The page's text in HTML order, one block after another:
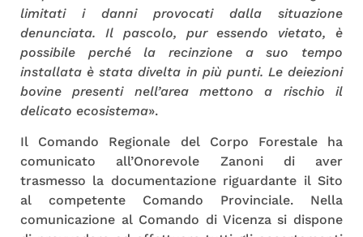
limitati i danni provocati dalla situazione
denunciata. Il pascolo, pur essendo vietato, è
possibile perché la recinzione a suo tempo
installata è stata divelta in più punti. Le deiezioni
bovine presenti nell’area mettono a rischio il
delicato ecosistema».
Il Comando Regionale del Corpo Forestale ha
comunicato all’Onorevole Zanoni di aver
trasmesso la documentazione riguardante il Sito
al competente Comando Provinciale. Nella
comunicazione al Comando di Vicenza si dispone